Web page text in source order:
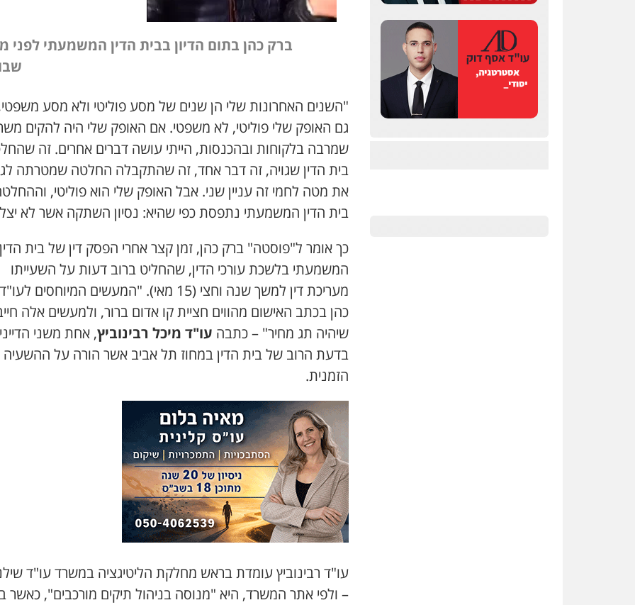
ברק כהן בתום הדיון בבית הדין המשמעתי לפני
"השנים האחרונות שלי הן שנים של מסע פוליטי ולא מסע משפטי
גם האופק שלי פוליטי, לא משפטי.אם האופק שלי היה להקים
שמרבה בלקוחות ובהכנסות, הייתי עושה דברים אחרים.זה
בית הדין שגויה,זה דבר אחד,זה שהתקבלה החלטה שמטרתה
את מטה לחמי זה עניין שני.אבל האופק שלי הוא פוליטי,
בית הדין המשמעתי נתפסת כפי שהיא: נסיון השתקה אשר לא
כך אומר ל"פוסטה"ברק כהן, זמן קצראחרי הפסק דין של בית הדין
המשמעתי בלשכת עורכי הדין,שהחליט ברוב דעותעל השעייתו
מעריכת דין למשך שנה וחצי (15 מאי)
. "המעשים המיוחסים
כהן בכתב האישום מהווים חציית קו אדום ברור, ולמעשים אלה
שיהיה תג מחיר" – כתבה עו"ד מיכל רבינוביץ,אחת משני
בדעת הרוב של בית הדין במחוז תל אביב אשר הורה על ההשעיה
הזמנית.
עו"ד רבינוביץ עומדת בראש מחלקת הליטיגציה במשרד עו"ד
– ולפי אתר המשרד, היא "מנוסה בניהול תיקים מורכבים",כאשר